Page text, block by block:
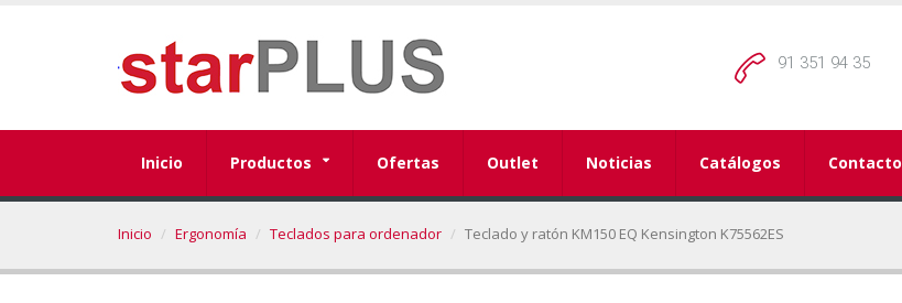
91 351 94 35
Inicio Productos Ofertas Outlet Noticias Catálogos Contacto
Inicio Ergonomía Teclados para ordenador Teclado y ratón KM150 EQ Kensington K75562ES